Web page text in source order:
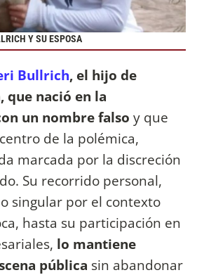
Y SU ESPOSA
Bullrich, el hijo de
nació en la
un nombre falso y que
de la polémica,
marcada por la discreción
Su recorrido personal,
singular por el contexto
hasta su participación en
lo mantiene
pública sin abandonar